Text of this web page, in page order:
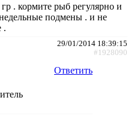
гр . кормите рыб регулярно и
подмены . и не
.
29/01/2014 18:39:15
#1928090
Ответить